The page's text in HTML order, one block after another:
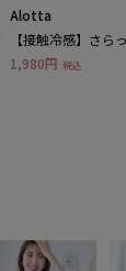
Alotta
【接触冷感】さら
フレアーロングチ
1,980円 税込